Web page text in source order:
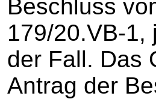
Beschluss
179/20.VB-1,
der Fall. Das
Antrag der